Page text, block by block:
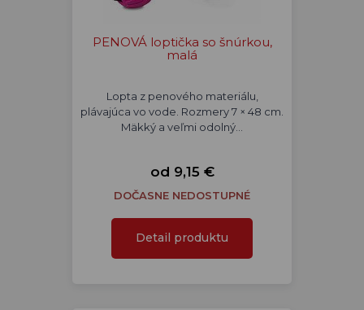
PENOVÁ loptička so šnúrkou,
malá
Lopta z penového materiálu,
plávajúca vo vode. Rozmery 7 × 48 cm.
Mäkký a veľmi odolný…
od 9,15 €
DOČASNE NEDOSTUPNÉ
Detail produktu